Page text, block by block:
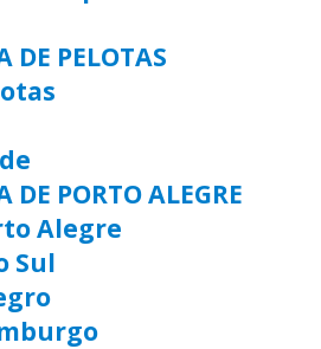
DE PELOTAS
DE PORTO ALEGRE
Alegre
Sul